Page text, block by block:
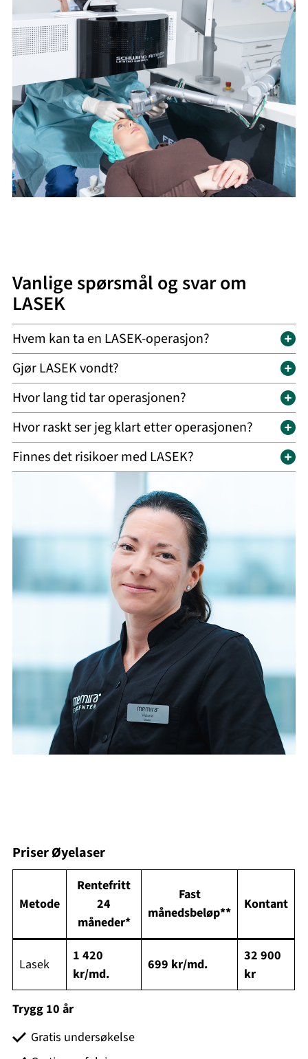
Vanlige spørsmål og svar om
LASEK
Hvem kan ta en LASEK-operasjon?
Gjør LASEK vondt?
Hvor lang tid tar operasjonen?
Hvor raskt ser jeg klart etter operasjonen?
Finnes det risikoer med LASEK?
Priser Øyelaser
Metode
Rentefritt
24
måneder*
Fast
månedsbeløp**
Kontant
Lasek
1 420
kr/md.
699 kr/md.
32 900
kr
Trygg 10 år
Gratis undersøkelse